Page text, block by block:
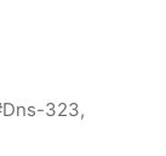
Dns-323